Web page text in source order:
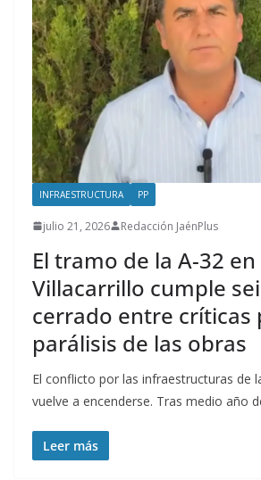
INFRAESTRUCTURA PP
julio 21, 2026 Redacción JaénPlus
El tramo de la A-32 en
Villacarrillo cumple
cerrado entre críticas
parálisis de las obras
El conflicto por las infraestructuras de
vuelve a encenderse. Tras medio año
Leer más